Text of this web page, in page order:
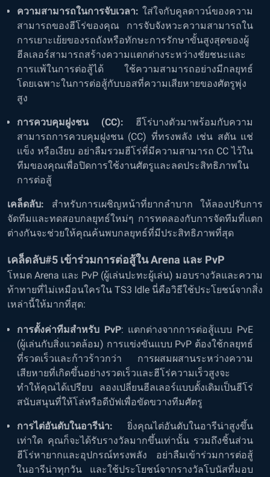
ความสามารถในการจับเวลา: ใส่ใจกับคูลดาวน์ของความ
สามารถของฮีโร่ของคุณ การจับจังหวะความสามารถใน
การเยาะเย้ยของรถถังหรือทักษะการรักษาขั้นสูงสุดของผู้
ฮีลเลอร์สามารถสร้างความแตกต่างระหว่างชัยชนะและ
การแพ้ในการต่อสู้ได้ ใช้ความสามารถอย่างมีกลยุทธ์
โดยเฉพาะในการต่อสู้กับบอสที่ความเสียหายของศัตรูพุ่ง
สูง
การควบคุมฝูงชน (CC): ฮีโร่บางตัวมาพร้อมกับความ
สามารถการควบคุมฝูงชน (CC) ที่ทรงพลัง เช่น สตัน แช่
แข็ง หรือเงียบ อย่าลืมรวมฮีโร่ที่มีความสามารถ CC ไว้ใน
ทีมของคุณเพื่อปิดการใช้งานศัตรูและลดประสิทธิภาพใน
การต่อสู้
เคล็ดลับ: สำหรับการเผชิญหน้าที่ยากลำบาก ให้ลองปรับการ
จัดทีมและทดสอบกลยุทธ์ใหม่ๆ การทดลองกับการจัดทีมที่แตก
ต่างกันจะช่วยให้คุณค้นพบกลยุทธ์ที่มีประสิทธิภาพที่สุด
เคล็ดลับ#5 เข้าร่วมการต่อสู้ใน Arena และ PvP
โหมด Arena และ PvP (ผู้เล่นปะทะผู้เล่น) มอบรางวัลและความ
ท้าทายที่ไม่เหมือนใครใน TS3 Idle นี่คือวิธีใช้ประโยชน์จากสิ่ง
เหล่านี้ให้มากที่สุด:
การตั้งค่าทีมสำหรับ PvP: แตกต่างจากการต่อสู้แบบ PvE
(ผู้เล่นกับสิ่งแวดล้อม) การแข่งขันแบบ PvP ต้องใช้กลยุทธ์
ที่รวดเร็วและก้าวร้าวกว่า การผสมผสานระหว่างความ
เสียหายที่เกิดขึ้นอย่างรวดเร็วและฮีโร่ความเร็วสูงจะ
ทำให้คุณได้เปรียบ ลองเปลี่ยนฮีลเลอร์แบบดั้งเดิมเป็นฮีโร่
สนับสนุนที่ให้โล่หรือดีบัฟเพื่อขัดขวางทีมศัตรู
การไต่อันดับในอารีน่า: ยิ่งคุณไต่อันดับในอารีน่าสูงขึ้น
เท่าใด คุณก็จะได้รับรางวัลมากขึ้นเท่านั้น รวมถึงชิ้นส่วน
ฮีโร่หายากและอุปกรณ์ทรงพลัง อย่าลืมเข้าร่วมการต่อสู้
ในอารีน่าทุกวัน และใช้ประโยชน์จากรางวัลโบนัสที่มอบ